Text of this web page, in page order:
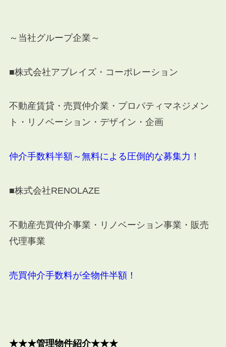
～当社グループ企業～
■株式会社アブレイズ・コーポレーション
不動産賃貸・売買仲介業・プロパティマネジメン
ト・リノベーション・デザイン・企画
仲介手数料半額～無料による圧倒的な募集力！
■株式会社RENOLAZE
不動産売買仲介事業・リノベーション事業・販売
代理事業
売買仲介手数料が全物件半額！
★★★管理物件紹介★★★